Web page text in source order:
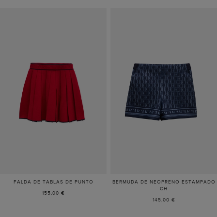
FALDA DE TABLAS DE PUNTO
155,00 €
BERMUDA DE NEOPRENO ESTAMPADO
CH
145,00 €